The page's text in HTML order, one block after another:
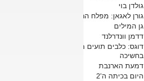
גולדן בוי
גורן לאגאן: מפלח הרקיע
גן המילים
דדמן וונדרלנד
דוגס: כלבים תועים מייללים
בחשיכה
דמעת הארנבת
היום בכיתה ה'2